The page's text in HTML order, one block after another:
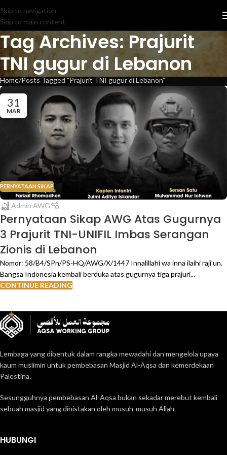
Skip to navigation
Skip to main content
Tag Archives: Prajurit
TNI gugur di Lebanon
Home Posts Tagged "Prajurit TNI gugur di Lebanon"
31
MAR
PERNYATAAN SIKAP
Admin AWG
Pernyataan Sikap AWG Atas Gugurnya
3 Prajurit TNI-UNIFIL Imbas Serangan
Zionis di Lebanon
Nomor: 58/B4/SPn/PS-HQ/AWG/X/1447 Innalillahi wa inna ilaihi raji’un.
Bangsa Indonesia kembali berduka atas gugurnya tiga prajuri...
CONTINUE READING
Lembaga yang dibentuk dalam rangka mewadahi dan mengelola upaya
kaum muslimin untuk pembebasan Masjid Al-Aqsa dan kemerdekaan
Palestina.
Sesungguhnya pembebasan Al-Aqsa bukan sekadar merebut kembali
sebuah masjid yang dinistakan oleh musuh-musuh Allah
HUBUNGI